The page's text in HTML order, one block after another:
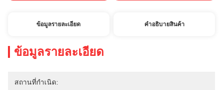
ข้อมูลรายละเอียด คําอธิบายสินค้า
ข้อมูลรายละเอียด
สถานที่กำเนิด: